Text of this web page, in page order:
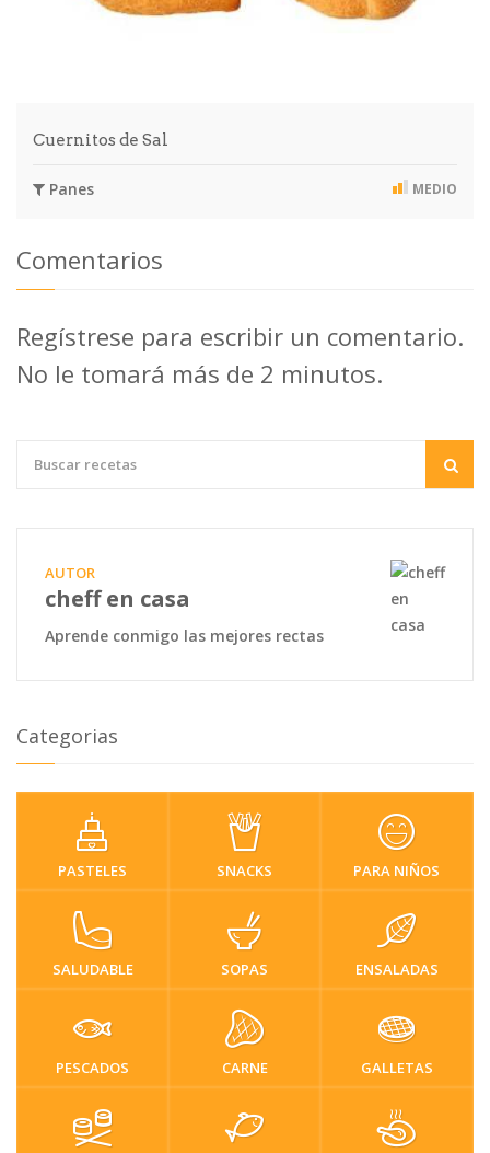
Cuernitos de Sal
Panes MEDIO
Comentarios
Regístrese para escribir un comentario.
No le tomará más de 2 minutos.
AUTOR
cheff en casa
Aprende conmigo las mejores rectas
Categorias
PASTELES SNACKS PARA NIÑOS
SALUDABLE SOPAS ENSALADAS
PESCADOS CARNE GALLETAS